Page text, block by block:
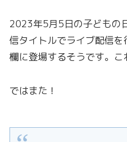
2023年5月5日の子どもの
信タイトルでライブ配信
欄に登場するそうです。こ
ではまた！